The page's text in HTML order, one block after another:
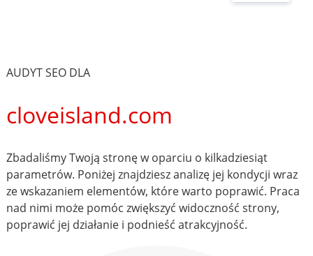
AUDYT SEO DLA
cloveisland.com
Zbadaliśmy Twoją stronę w oparciu o kilkadziesiąt
parametrów. Poniżej znajdziesz analizę jej kondycji wraz
ze wskazaniem elementów, które warto poprawić. Praca
nad nimi może pomóc zwiększyć widoczność strony,
poprawić jej działanie i podnieść atrakcyjność.